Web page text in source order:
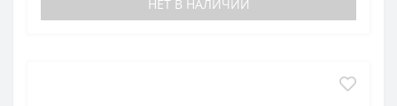
НЕТ В НАЛИЧИИ